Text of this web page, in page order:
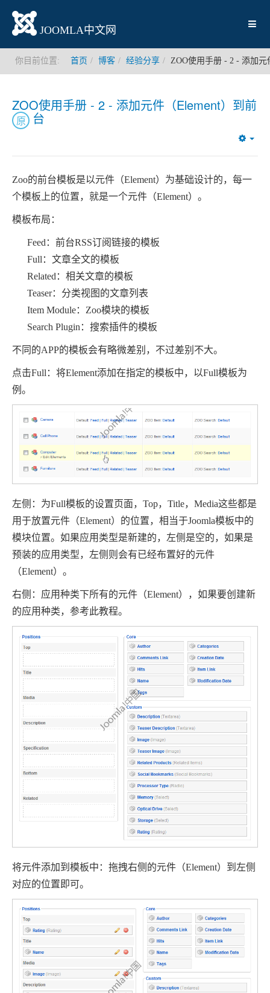
JOOMLA中文网
你目前位置: 首页 博客 经验分享 ZOO使用手册 - 2 - 添加元
ZOO使用手册 - 2 - 添加元件（Element）到前
台
原
Zoo的前台模板是以元件（Element）为基础设计的，每一
个模板上的位置，就是一个元件（Element）。
模板布局：
Feed ：前台RSS订阅链接的模板
Full ：文章全文的模板
Related ：相关文章的模板
Teaser：分类视图的文章列表
Item Module： Zoo模块的模板
Search Plugin ：搜索插件的模板
不同的APP的模板会有略微差别，不过差别不大。
点击Full ：将Element添加在指定的模板中，以Full模板为
例。
左侧：为Full模板的设置页面， Top， Title， Media这些都是
用于放置元件（Element）的位置，相当于Joomla模板中的
模块位置。如果应用类型是新建的，左侧是空的，如果是
预装的应用类型，左侧则会有已经布置好的元件
（Element）。
右侧：应用种类下所有的元件（Element），如果要创建新
的应用种类，参考此教程。
将元件添加到模板中：拖拽右侧的元件（Element）到左侧
对应的位置即可。